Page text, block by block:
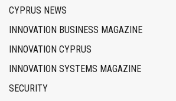
CYPRUS NEWS
INNOVATION BUSINESS MAGAZINE
INNOVATION CYPRUS
INNOVATION SYSTEMS MAGAZINE
SECURITY